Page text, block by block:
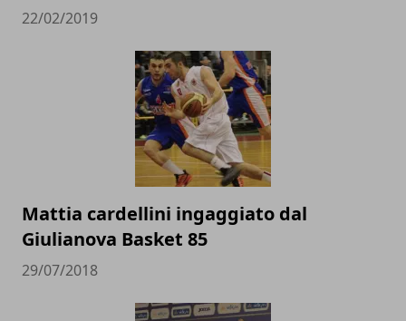
22/02/2019
Mattia cardellini ingaggiato dal
Giulianova Basket 85
29/07/2018